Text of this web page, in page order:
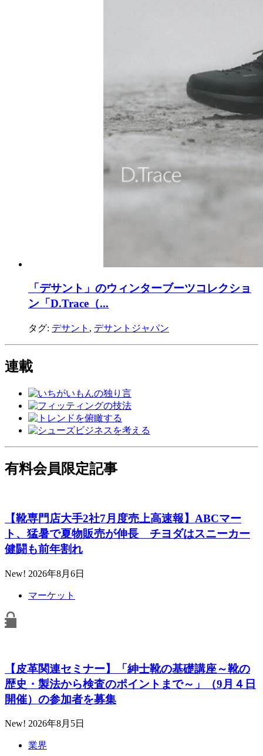
「デサント」のウィンターブーツコレクショ
ン「D.Trace（...
タグ: デサント , デサントジャパン
連載
有料会員限定記事
【靴専門店大手2社7月度売上高速報】ABCマー
ト、猛暑で夏物販売が伸長 チヨダはスニーカー
健闘も前年割れ
New! 2026年8月6日
マーケット
【皮革関連セミナー】「紳士靴の基礎講座～靴の
歴史・製法から検査のポイントまで～」（9月４日
開催）の参加者を募集
New! 2026年8月5日
業界